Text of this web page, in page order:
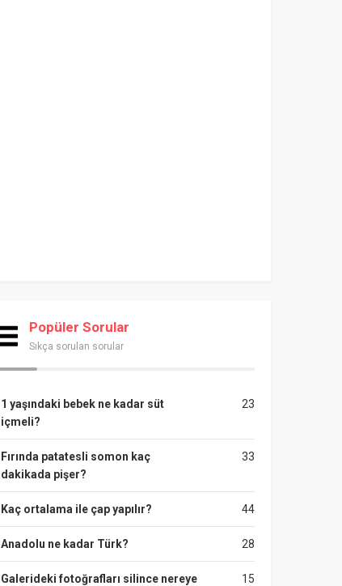
Popüler Sorular
Sıkça sorulan sorular
23
1 yaşındaki bebek ne kadar süt
içmeli?
33
Fırında patatesli somon kaç
dakikada pişer?
44
Kaç ortalama ile çap yapılır?
28
Anadolu ne kadar Türk?
15
Galerideki fotoğrafları silince nereye